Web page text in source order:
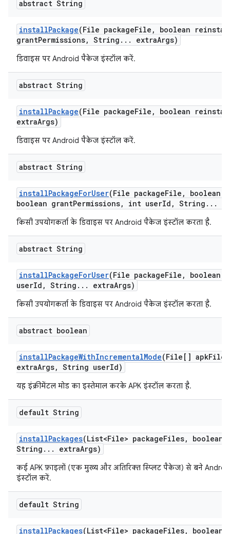
abstract String
installPackage(File packageFile ,
boolean
grantPermissions, String . . . extraArgs)
डिवाइस पर Android पैकेज इंस्टॉल करें.
abstract String
installPackage(File packageFile ,
boolean
extraArgs)
डिवाइस पर Android पैकेज इंस्टॉल करें.
abstract String
installPackageForUser(File packageFile ,
boolean
boolean grantPermissions, int userId , String . . .
किसी उपयोगकर्ता के डिवाइस पर Android पैकेज इंस्टॉल करता है.
abstract String
installPackageForUser(File packageFile ,
boolean
userId , String . . . extraArgs)
किसी उपयोगकर्ता के डिवाइस पर Android पैकेज इंस्टॉल करता है.
abstract boolean
installPackageWithIncrementalMode(File[] apkFiles
extraArgs, String userId)
यह इंक्रीमेंटल मोड का इस्तेमाल करके APK इंस्टॉल करता है.
default String
installPackages(List<File> packageFiles,
String . . . extraArgs)
कई APK फ़ाइलों (एक मुख्य और अतिरिक्त स्प्लिट पैकेज) से बने
इंस्टॉल करें.
default String
installPackages(List<File> packageFiles,